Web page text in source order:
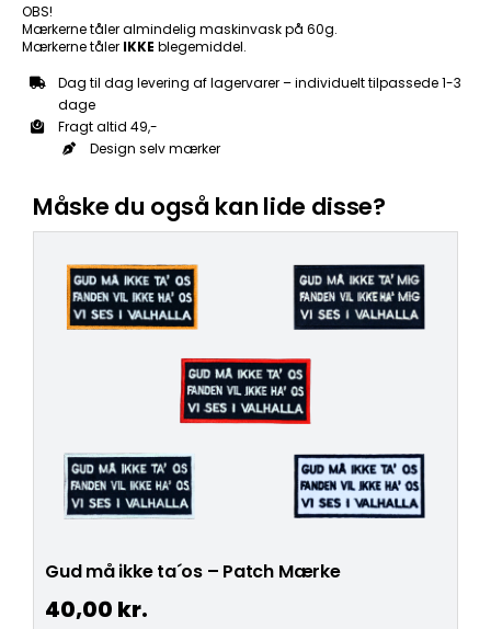
OBS!
Mærkerne tåler almindelig maskinvask på 60g.
Mærkerne tåler IKKE blegemiddel.
Dag til dag levering af lagervarer – individuelt tilpassede 1-3
dage
Fragt altid 49,-
Design selv mærker
Måske du også kan lide disse?
Gud må ikke ta´os – Patch Mærke
40,00 kr.